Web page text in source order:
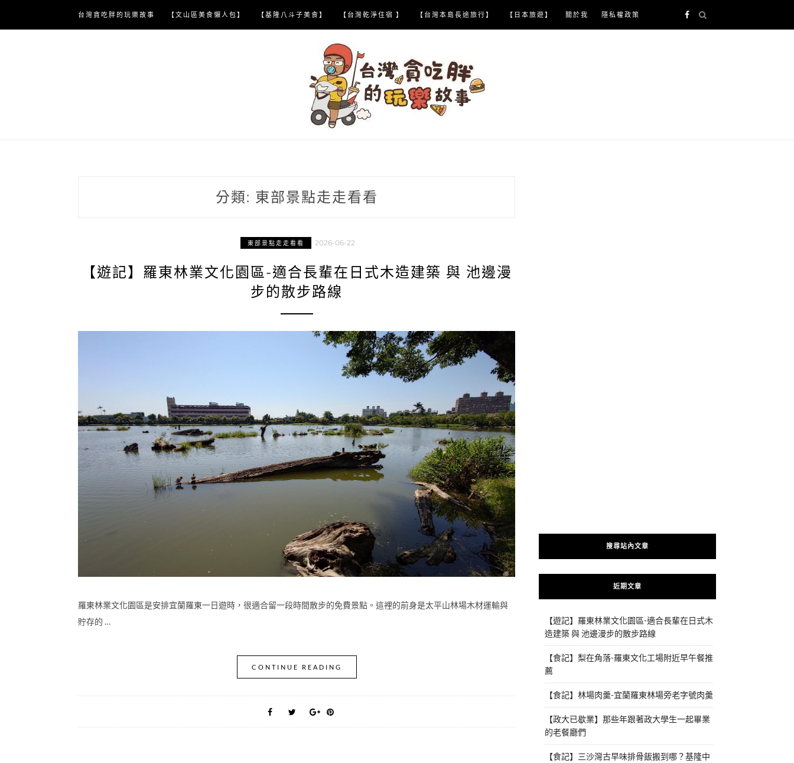
content
台灣貪吃胖的玩樂故事 【文山區美食懶人包】 【基隆八斗子美食】 【台灣乾淨住宿 】 【台灣本島長途旅行】 【日本旅遊】 關於我 隱私權政策
分類: 東部景點走走看看
東部景點走走看看 2026-06-22
【遊記】羅東林業文化園區-適合長輩在日式木造建築 與 池邊漫
步的散步路線
羅東林業文化園區是安排宜蘭羅東一日遊時，很適合留一段時間散步的免費景點。這裡的前身是太平山林場木材運輸與
貯存的 …
CONTINUE READING
搜尋站內文章
近期文章
【遊記】羅東林業文化園區-適合長輩在日式木
造建築 與 池邊漫步的散步路線
【食記】梨在角落-羅東文化工場附近早午餐推
薦
【食記】林場肉羹-宜蘭羅東林場旁老字號肉羹
【政大已歇業】那些年跟著政大學生一起畢業
的老餐廳們
【食記】三沙灣古早味排骨飯搬到哪？基隆中